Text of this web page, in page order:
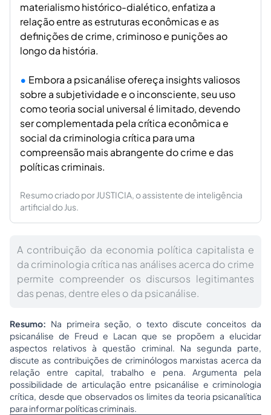
materialismo histórico-dialético, enfatiza a
relação entre as estruturas econômicas e as
definições de crime, criminoso e punições ao
longo da história.
Embora a psicanálise ofereça insights valiosos
sobre a subjetividade e o inconsciente, seu uso
como teoria social universal é limitado, devendo
ser complementada pela crítica econômica e
social da criminologia crítica para uma
compreensão mais abrangente do crime e das
políticas criminais.
Resumo criado por JUSTICIA, o assistente de inteligência
artificial do Jus.
A contribuição da economia política capitalista e
da criminologia crítica nas análises acerca do crime
permite compreender os discursos legitimantes
das penas, dentre eles o da psicanálise.
Resumo: Na primeira seção, o texto discute conceitos da
psicanálise de Freud e Lacan que se propõem a elucidar
aspectos relativos à questão criminal. Na segunda parte,
discute as contribuições de criminólogos marxistas acerca da
relação entre capital, trabalho e pena. Argumenta pela
possibilidade de articulação entre psicanálise e criminologia
crítica, desde que observados os limites da teoria psicanalítica
para informar políticas criminais.